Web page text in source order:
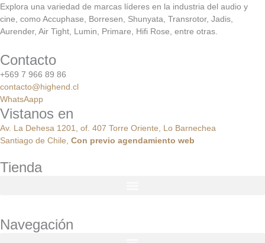
Explora una variedad de marcas líderes en la industria del audio y
cine, como Accuphase, Borresen, Shunyata, Transrotor, Jadis,
Aurender, Air Tight, Lumin, Primare, Hifi Rose, entre otras.
Contacto
+569 7 966 89 86
contacto@highend.cl
WhatsAapp
Vistanos en
Av. La Dehesa 1201, of. 407 Torre Oriente, Lo Barnechea
Santiago de Chile, Con previo agendamiento web
Tienda
Navegación